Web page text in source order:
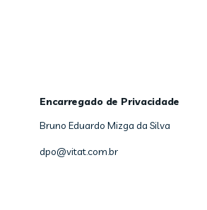
Encarregado de Privacidade
Bruno Eduardo Mizga da Silva
dpo@vitat.com.br